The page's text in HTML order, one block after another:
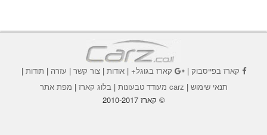
קארז בפייסבוק| קארז בגוגל+|אודות |צור קשר | עזרה | תודות |
תנאי שימוש | carz מעודד טבעונות | בלוג קארז | מפת אתר
© קארז 2010-2017